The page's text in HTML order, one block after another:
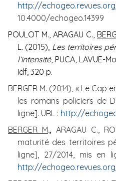
http://
10.4000/echogeo.14399
POULOT M., ARAGAU C.,
L. (2015), Les territoires
l’intensité, PUCA, LAVUE-
Idf, 320 p.
BERGER M. (2014), « Le Cap
les romans policiers de
ligne]. URL : http://
BERGER M., ARAGAU C.,
maturité des territoires
ligne], 27/2014, mis en
http://